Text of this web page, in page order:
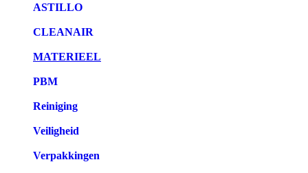
ASTILLO
CLEANAIR
MATERIEEL
PBM
Reiniging
Veiligheid
Verpakkingen